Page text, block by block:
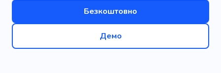
Безкоштовно
Демо